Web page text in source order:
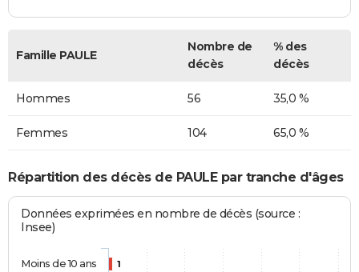
Famille PAULE
Nombre de
décès
% des
décès
Hommes 56 35,0 %
Femmes 104 65,0 %
Répartition des décès de PAULE par tranche d'âges
Données exprimées en nombre de décès (source :
Insee)
1
Moins de 10 ans